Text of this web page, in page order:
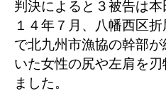
判決によると３被告は
１４年７月、八幡西区
で北九州市漁協の幹部
いた女性の尻や左肩を
ました。